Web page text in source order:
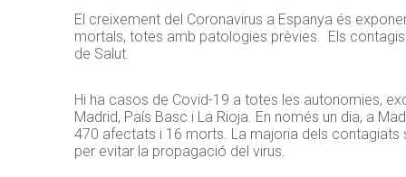
El creixement del Coronavirus a Espanya és
mortals, totes amb patologies prèvies. Els
de Salut.
Hi ha casos de Covid-19 a totes les autonomies,
Madrid, País Basc i La Rioja. En només un dia, a
470 afectats i 16 morts. La majoria dels contagiats
per evitar la propagació del virus.